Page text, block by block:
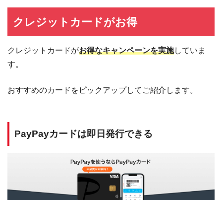
クレジットカードがお得
クレジットカードがお得なキャンペーンを実施していま
す。
おすすめのカードをピックアップしてご紹介します。
PayPayカードは即日発行できる